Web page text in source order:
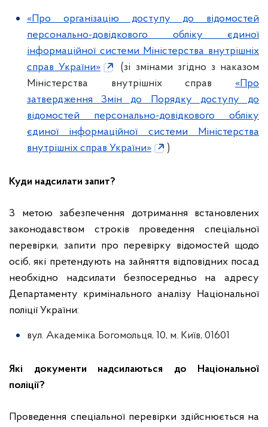
«Про організацію доступу до відомостей
персонально-довідкового обліку єдиної
інформаційної системи Міністерства внутрішніх
справ України»
(зі змінами згідно з наказом
Міністерства внутрішніх справ «Про
затвердження Змін до Порядку доступу до
відомостей персонально-довідкового обліку
єдиної інформаційної системи Міністерства
внутрішніх справ України»
)
Куди надсилати запит?
З метою забезпечення дотримання встановлених
законодавством строків проведення спеціальної
перевірки, запити про перевірку відомостей щодо
осіб, які претендують на зайняття відповідних посад
необхідно надсилати безпосередньо на адресу
Департаменту кримінального аналізу Національної
поліції України:
вул. Академіка Богомольця, 10, м. Київ, 01601
Які документи надсилаються до Національної
поліції?
Проведення спеціальної перевірки здійснюється на